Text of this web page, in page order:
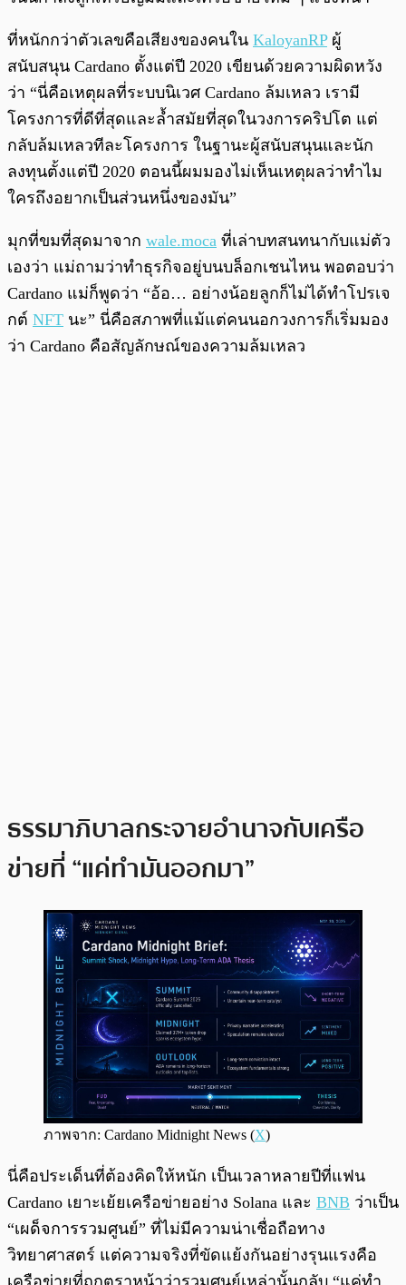
ที่หนักกว่าตัวเลขคือเสียงของคนใน KaloyanRPผู้
สนับสนุน Cardano ตั้งแต่ปี 2020 เขียนด้วยความผิดหวัง
ว่า “นี่คือเหตุผลที่ระบบนิเวศ Cardano ล้มเหลว เรามี
โครงการที่ดีที่สุดและล้ำสมัยที่สุดในวงการคริปโต แต่
กลับล้มเหลวทีละโครงการ ในฐานะผู้สนับสนุนและนัก
ลงทุนตั้งแต่ปี 2020 ตอนนี้ผมมองไม่เห็นเหตุผลว่าทำไม
ใครถึงอยากเป็นส่วนหนึ่งของมัน”
มุกที่ขมที่สุดมาจาก wale.moca ที่เล่าบทสนทนากับแม่ตัว
เองว่า แม่ถามว่าทำธุรกิจอยู่บนบล็อกเชนไหน พอตอบว่า
Cardano แม่ก็พูดว่า “อ้อ… อย่างน้อยลูกก็ไม่ได้ทำโปรเจ
กต์ NFT นะ” นี่คือสภาพที่แม้แต่คนนอกวงการก็เริ่มมอง
ว่า Cardano คือสัญลักษณ์ของความล้มเหลว
ธรรมาภิบาลกระจายอำนาจกับเครือ
ข่ายที่ “แค่ทำมันออกมา”
ภาพจาก: Cardano Midnight News (X)
นี่คือประเด็นที่ต้องคิดให้หนัก เป็นเวลาหลายปีที่แฟน
Cardano เยาะเย้ยเครือข่ายอย่าง Solana และ BNB ว่าเป็น
“เผด็จการรวมศูนย์” ที่ไม่มีความน่าเชื่อถือทาง
วิทยาศาสตร์ แต่ความจริงที่ขัดแย้งกันอย่างรุนแรงคือ
เครือข่ายที่ถูกตราหน้าว่ารวมศูนย์เหล่านั้นกลับ “แค่ทำ